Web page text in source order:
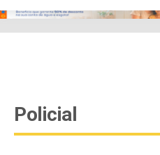
Policial